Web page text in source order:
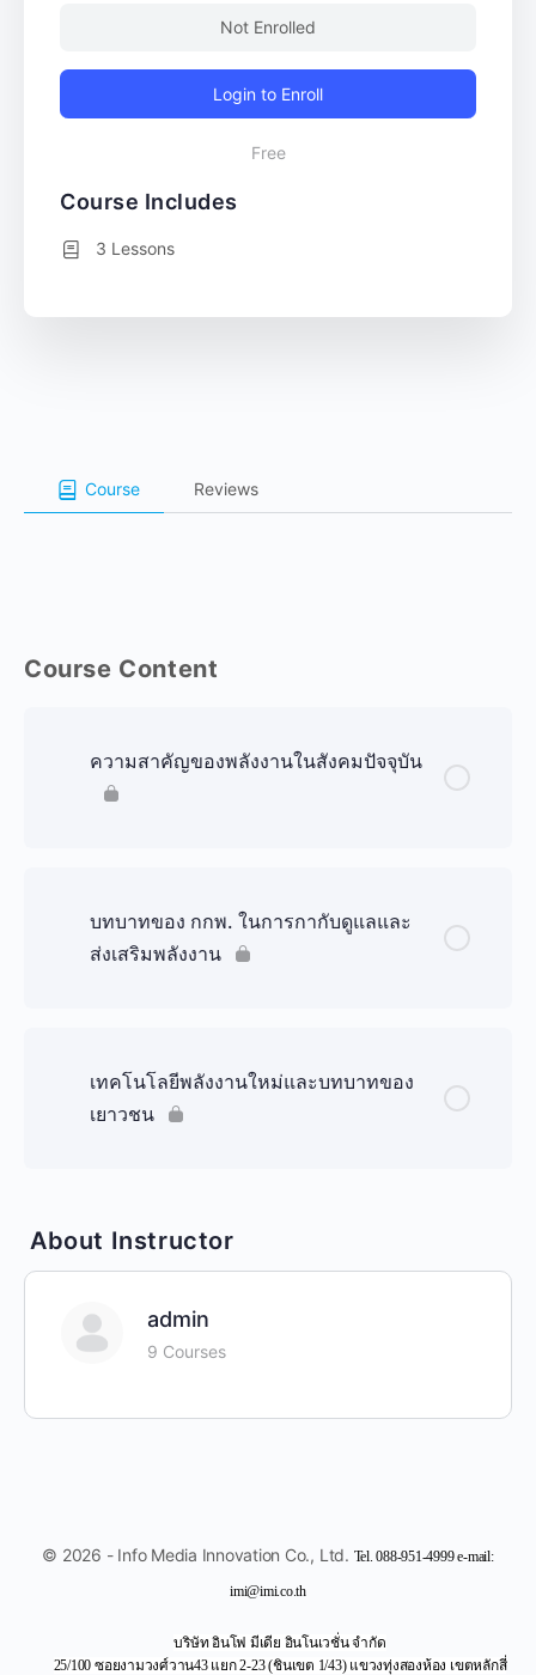
Course Reviews
Course Content
ความสาคัญของพลังงานในสังคมปัจจุบัน
บทบาทของ กกพ. ในการกากับดูแลและ
ส่งเสริมพลังงาน
เทคโนโลยีพลังงานใหม่และบทบาทของ
เยาวชน
About Instructor
admin
9 Courses
Not Enrolled
Login to Enroll
Free
Course Includes
3 Lessons
© 2026 - Info Media Innovation Co., Ltd. Tel. 088-951-4999 e-mail:
imi@imi.co.th
บริษัท อินโฟ มีเดีย อินโนเวชั่น จำกัด
25/100 ซอยงามวงศ์วาน43 แยก 2-23 (ชินเขต 1/43) แขวงทุ่งสองห้อง เขตหลักสี่